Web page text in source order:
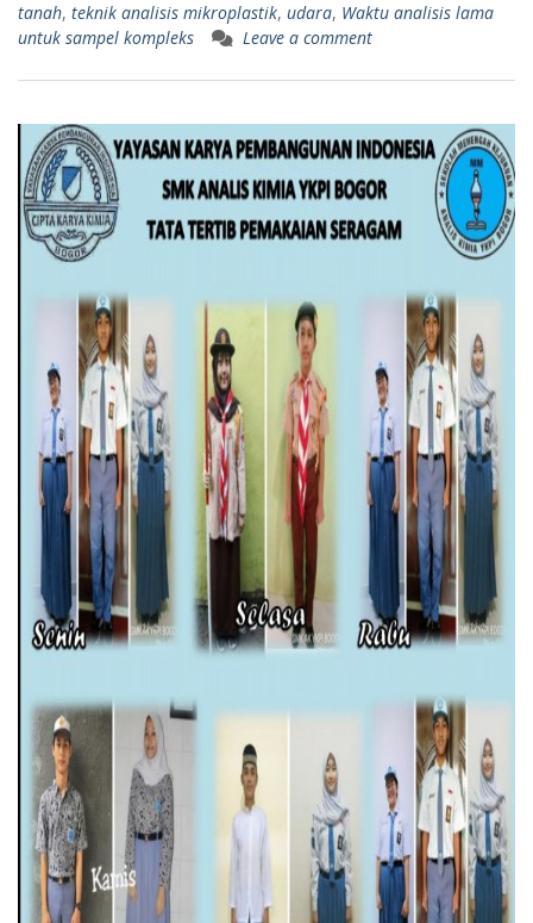
tanah, teknik analisis mikroplastik, udara, Waktu analisis lama
untuk sampel kompleks
Leave a comment